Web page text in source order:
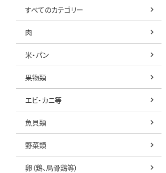
すべてのカテゴリー
肉
米・パン
果物類
エビ・カニ等
魚貝類
野菜類
卵（鶏、烏骨鶏等）